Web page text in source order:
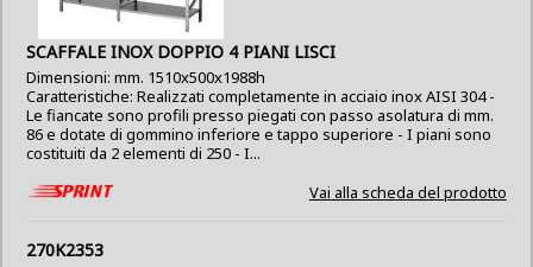
SCAFFALE INOX DOPPIO 4 PIANI LISCI
Dimensioni: mm. 1510x500x1988h
Caratteristiche: Realizzati completamente in acciaio inox AISI 304 -
Le fiancate sono profili presso piegati con passo asolatura di mm.
86 e dotate di gommino inferiore e tappo superiore - I piani sono
costituiti da 2 elementi di 250 - I...
Vai alla scheda del prodotto
270K2353